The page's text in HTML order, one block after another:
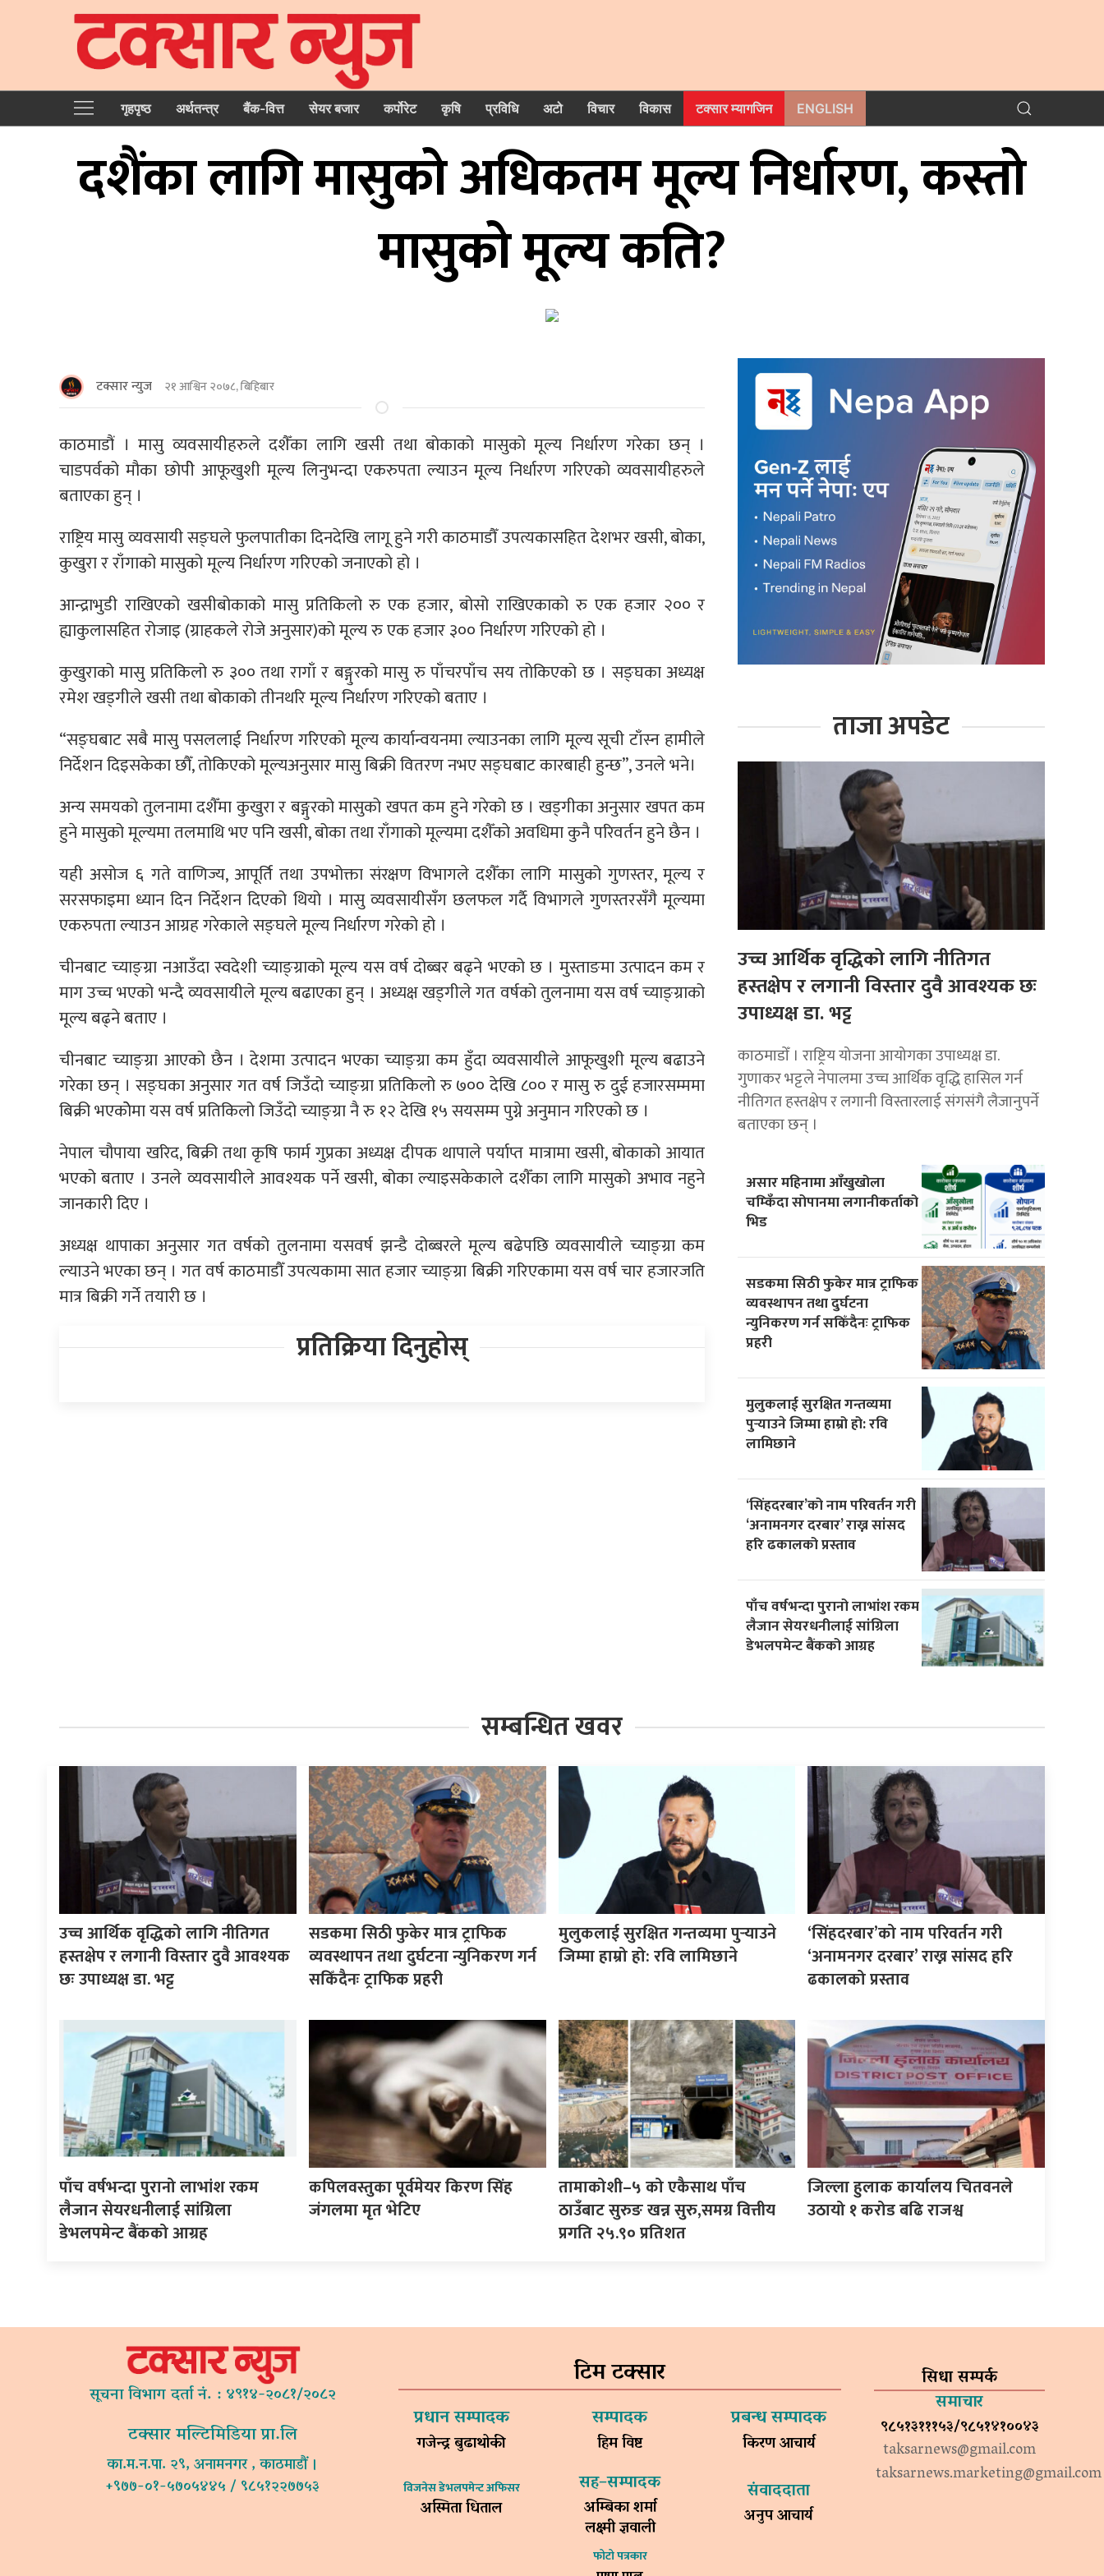
गृहपृष्‍ठ अर्थतन्त्र बैंक-वित्त सेयर बजार कर्पोरेट कृषि प्रविधि अटो विचार विकास टक्सार म्यागजिन ENGLISH
दशैंका लागि मासुको अधिकतम मूल्य निर्धारण, कस्तो
मासुको मूल्य कति?
टक्सार न्युज २१ आश्विन २०७८, बिहिबार
काठमाडौं । मासु व्यवसायीहरुले दशैँका लागि खसी तथा बोकाको मासुको मूल्य निर्धारण गरेका छन् ।
चाडपर्वको मौका छोपीे आफूखुशी मूल्य लिनुभन्दा एकरुपता ल्याउन मूल्य निर्धारण गरिएको व्यवसायीहरुले
बताएका हुन् ।
राष्ट्रिय मासु व्यवसायी सङ्घले फुलपातीका दिनदेखि लागू हुने गरी काठमाडौँ उपत्यकासहित देशभर खसी, बोका,
कुखुरा र राँगाको मासुको मूल्य निर्धारण गरिएको जनाएको हो ।
आन्द्राभुडी राखिएको खसीबोकाको मासु प्रतिकिलो रु एक हजार, बोसो राखिएकाको रु एक हजार २०० र
ह्याकुलासहित रोजाइ (ग्राहकले रोजे अनुसार)को मूल्य रु एक हजार ३०० निर्धारण गरिएको हो ।
कुखुराको मासु प्रतिकिलो रु ३०० तथा रागाँ र बङ्गुरको मासु रु पाँचरपाँच सय तोकिएको छ । सङ्घका अध्यक्ष
रमेश खड्गीले खसी तथा बोकाको तीनथरि मूल्य निर्धारण गरिएको बताए ।
“सङ्घबाट सबै मासु पसललाई निर्धारण गरिएको मूल्य कार्यान्वयनमा ल्याउनका लागि मूल्य सूची टाँस्न हामीले
निर्देशन दिइसकेका छौँ, तोकिएको मूल्यअनुसार मासु बिक्री वितरण नभए सङ्घबाट कारबाही हुन्छ’’, उनले भने।
अन्य समयको तुलनामा दशैँमा कुखुरा र बङ्गुरको मासुको खपत कम हुने गरेको छ । खड्गीका अनुसार खपत कम
हुने मासुको मूल्यमा तलमाथि भए पनि खसी, बोका तथा राँगाको मूल्यमा दशैँको अवधिमा कुनै परिवर्तन हुने छैन ।
यही असोज ६ गते वाणिज्य, आपूर्ति तथा उपभोक्ता संरक्षण विभागले दशैँका लागि मासुको गुणस्तर, मूल्य र
सरसफाइमा ध्यान दिन निर्देशन दिएको थियो । मासु व्यवसायीसँग छलफल गर्दै विभागले गुणस्तरसँगै मूल्यमा
एकरुपता ल्याउन आग्रह गरेकाले सङ्घले मूल्य निर्धारण गरेको हो ।
चीनबाट च्याङ्ग्रा नआउँदा स्वदेशी च्याङ्ग्राको मूल्य यस वर्ष दोब्बर बढ्ने भएको छ । मुस्ताङमा उत्पादन कम र
माग उच्च भएको भन्दै व्यवसायीले मूल्य बढाएका हुन् । अध्यक्ष खड्गीले गत वर्षको तुलनामा यस वर्ष च्याङ्ग्राको
मूल्य बढ्ने बताए ।
चीनबाट च्याङ्ग्रा आएको छैन । देशमा उत्पादन भएका च्याङ्ग्रा कम हुँदा व्यवसायीले आफूखुशी मूल्य बढाउने
गरेका छन् । सङ्घका अनुसार गत वर्ष जिउँदो च्याङ्ग्रा प्रतिकिलो रु ७०० देखि ८०० र मासु रु दुई हजारसम्ममा
बिक्री भएकोेमा यस वर्ष प्रतिकिलो जिउँदो च्याङ्ग्रा नै रु १२ देखि १५ सयसम्म पुग्ने अनुमान गरिएको छ ।
नेपाल चौपाया खरिद, बिक्री तथा कृषि फार्म गुप्रका अध्यक्ष दीपक थापाले पर्याप्त मात्रामा खसी, बोकाको आयात
भएको बताए । उनले व्यवसायीले आवश्यक पर्ने खसी, बोका ल्याइसकेकाले दशैँका लागि मासुको अभाव नहुने
जानकारी दिए ।
अध्यक्ष थापाका अनुसार गत वर्षको तुलनामा यसवर्ष झन्डै दोब्बरले मूल्य बढेपछि व्यवसायीले च्याङ्ग्रा कम
ल्याउने भएका छन् । गत वर्ष काठमाडौँ उपत्यकामा सात हजार च्याङ्ग्रा बिक्री गरिएकामा यस वर्ष चार हजारजति
मात्र बिक्री गर्ने तयारी छ ।
प्रतिक्रिया दिनुहोस्
ताजा अपडेट
उच्च आर्थिक वृद्धिको लागि नीतिगत
हस्तक्षेप र लगानी विस्तार दुवै आवश्यक छः
उपाध्यक्ष डा. भट्ट
काठमाडाेँ । राष्ट्रिय योजना आयोगका उपाध्यक्ष डा.
गुणाकर भट्टले नेपालमा उच्च आर्थिक वृद्धि हासिल गर्न
नीतिगत हस्तक्षेप र लगानी विस्तारलाई संगसंगै लैजानुपर्ने
बताएका छन् ।
असार महिनामा आँखुखोला
चम्किँदा सोपानमा लगानीकर्ताको
भिड
सडकमा सिठी फुकेर मात्र ट्राफिक
व्यवस्थापन तथा दुर्घटना
न्युनिकरण गर्न सकिँदैनः ट्राफिक
प्रहरी
मुलुकलाई सुरक्षित गन्तव्यमा
पुर्‍याउने जिम्मा हाम्रो हो: रवि
लामिछाने
‘सिंहदरबार’को नाम परिवर्तन गरी
‘अनामनगर दरबार’ राख्न सांसद
हरि ढकालको प्रस्ताव
पाँच वर्षभन्दा पुरानो लाभांश रकम
लैजान सेयरधनीलाई सांग्रिला
डेभलपमेन्ट बैंकको आग्रह
सम्बन्धित खवर
उच्च आर्थिक वृद्धिको लागि नीतिगत
हस्तक्षेप र लगानी विस्तार दुवै आवश्यक
छः उपाध्यक्ष डा. भट्ट
सडकमा सिठी फुकेर मात्र ट्राफिक
व्यवस्थापन तथा दुर्घटना न्युनिकरण गर्न
सकिँदैनः ट्राफिक प्रहरी
मुलुकलाई सुरक्षित गन्तव्यमा पुर्‍याउने
जिम्मा हाम्रो हो: रवि लामिछाने
‘सिंहदरबार’को नाम परिवर्तन गरी
‘अनामनगर दरबार’ राख्न सांसद हरि
ढकालको प्रस्ताव
पाँच वर्षभन्दा पुरानो लाभांश रकम
लैजान सेयरधनीलाई सांग्रिला
डेभलपमेन्ट बैंकको आग्रह
कपिलवस्तुका पूर्वमेयर किरण सिंह
जंगलमा मृत भेटिए
तामाकोशी–५ को एकैसाथ पाँच
ठाउँबाट सुरुङ खन्न सुरु,समग्र वित्तीय
प्रगति २५.९० प्रतिशत
जिल्ला हुलाक कार्यालय चितवनले
उठायो १ करोड बढि राजश्व
सूचना विभाग दर्ता नं. : ४९१४-२०८१/२०८२
टक्सार मल्टिमिडिया प्रा.लि
का.म.न.पा. २९, अनामनगर , काठमाडौं ।
+९७७-०१-५७०५४४५ / ९८५१२२७७५३
टिम टक्सार
प्रधान सम्पादक
गजेन्द्र बुढाथोकी
सम्पादक
हिम विष्ट
प्रबन्ध सम्पादक
किरण आचार्य
विजनेस डेभलपमेन्ट अफिसर
अस्मिता धिताल
सह–सम्पादक
अम्बिका शर्मा
लक्ष्मी ज्ञवाली
फोटो पत्रकार
संवाददाता
अनुप आचार्य
सिधा सम्पर्क
समाचार
९८५१३१११५३/९८५१४१००४३
taksarnews@gmail.com
taksarnews.marketing@gmail.com